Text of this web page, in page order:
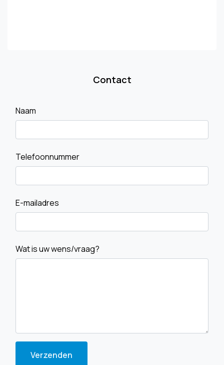
Contact
Naam
Telefoonnummer
E-mailadres
Wat is uw wens/vraag?
Verzenden